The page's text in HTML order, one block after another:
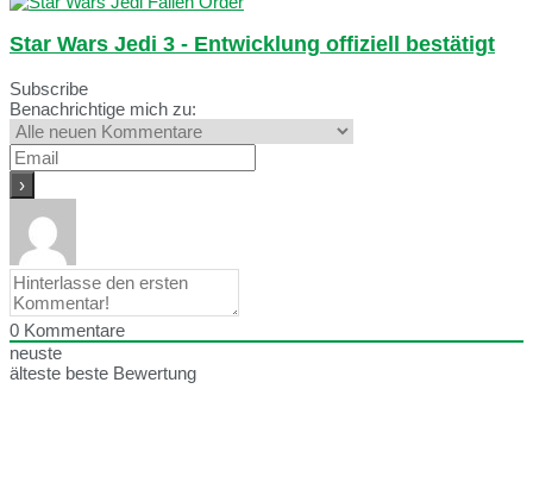
Star Wars Jedi 3 - Entwicklung offiziell bestätigt
Subscribe
Benachrichtige mich zu:
0 Kommentare
neuste
älteste beste Bewertung